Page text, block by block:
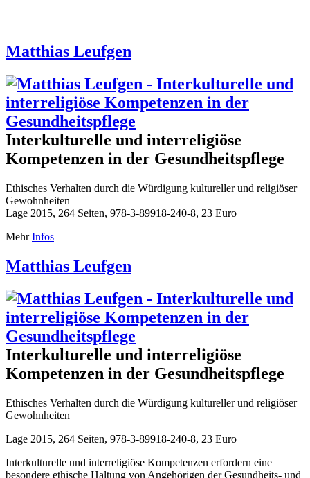
Matthias Leufgen
Interkulturelle und interreligiöse
Kompetenzen in der Gesundheitspflege
Ethisches Verhalten durch die Würdigung kultureller und religiöser
Gewohnheiten
Lage 2015, 264 Seiten, 978-3-89918-240-8, 23 Euro
MehrInfos
Matthias Leufgen
Interkulturelle und interreligiöse
Kompetenzen in der Gesundheitspflege
Ethisches Verhalten durch die Würdigung kultureller und religiöser
Gewohnheiten
Lage 2015, 264 Seiten, 978-3-89918-240-8, 23 Euro
Interkulturelle und interreligiöse Kompetenzen erfordern eine
besondere ethische Haltung von Angehörigen der Gesundheits- und